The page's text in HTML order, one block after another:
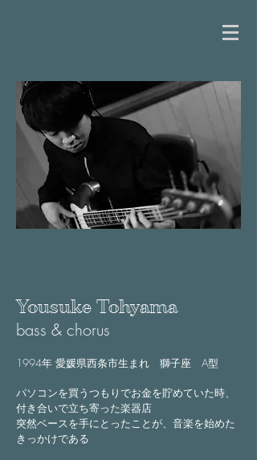
Yousuke Tohyama
bass & chorus
1994年 愛媛県西条市生まれ 獅子座 A型
パソコンを買うつもりでお金を貯めていた時、
付き合いで立ち寄った楽器店
突然ベースを手にとったことが、音楽を始めた
きっかけである